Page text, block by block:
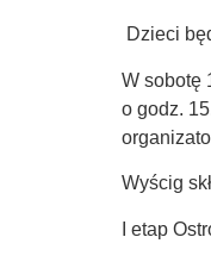
Dzieci
W sobotę
o godz.
Wyścig
I etap